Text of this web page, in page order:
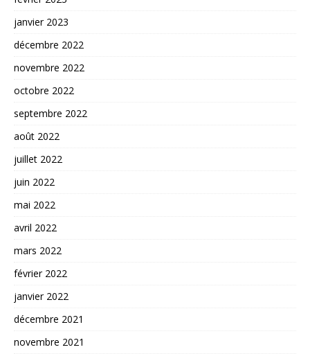
janvier 2023
décembre 2022
novembre 2022
octobre 2022
septembre 2022
août 2022
juillet 2022
juin 2022
mai 2022
avril 2022
mars 2022
février 2022
janvier 2022
décembre 2021
novembre 2021